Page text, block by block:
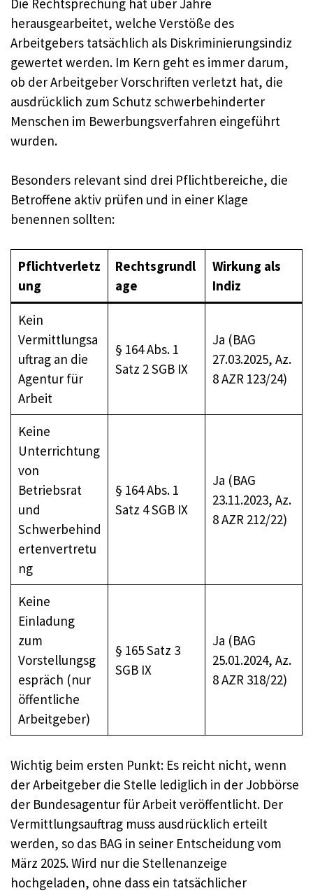
herausgearbeitet, welche Verstöße des
Arbeitgebers tatsächlich als Diskriminierungsindiz
gewertet werden. Im Kern geht es immer darum,
ob der Arbeitgeber Vorschriften verletzt hat, die
ausdrücklich zum Schutz schwerbehinderter
Menschen im Bewerbungsverfahren eingeführt
wurden.
Besonders relevant sind drei Pflichtbereiche, die
Betroffene aktiv prüfen und in einer Klage
benennen sollten:
Pflichtverletz
ung
Rechtsgrundl
age
Wirkung als
Indiz
Kein
Vermittlungsa
uftrag an die
Agentur für
Arbeit
§ 164 Abs. 1
Satz 2 SGB IX
Ja (BAG
27.03.2025, Az.
8 AZR 123/24)
Keine
Unterrichtung
von
Betriebsrat
und
Schwerbehind
ertenvertretu
ng
§ 164 Abs. 1
Satz 4 SGB IX
Ja (BAG
23.11.2023, Az.
8 AZR 212/22)
Keine
Einladung
zum
Vorstellungsg
espräch (nur
öffentliche
Arbeitgeber)
§ 165 Satz 3
SGB IX
Ja (BAG
25.01.2024, Az.
8 AZR 318/22)
Wichtig beim ersten Punkt: Es reicht nicht, wenn
der Arbeitgeber die Stelle lediglich in der Jobbörse
der Bundesagentur für Arbeit veröffentlicht. Der
Vermittlungsauftrag muss ausdrücklich erteilt
werden, so das BAG in seiner Entscheidung vom
März 2025. Wird nur die Stellenanzeige
hochgeladen, ohne dass ein tatsächlicher